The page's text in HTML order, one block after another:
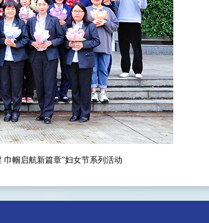
巾帼启航新篇章”妇女节系列活动